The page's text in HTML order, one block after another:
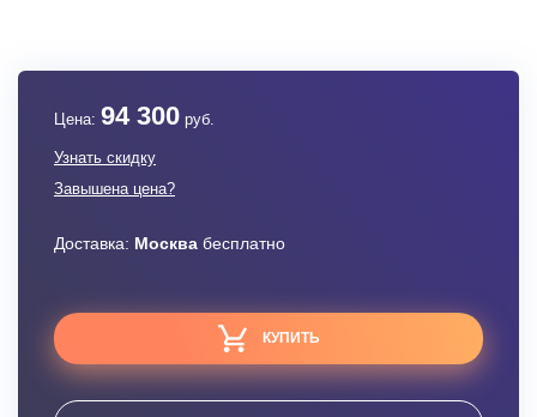
Цена: 94 300 руб.
Узнать скидку
Завышена цена?
Доставка: Москва бесплатно
КУПИТЬ